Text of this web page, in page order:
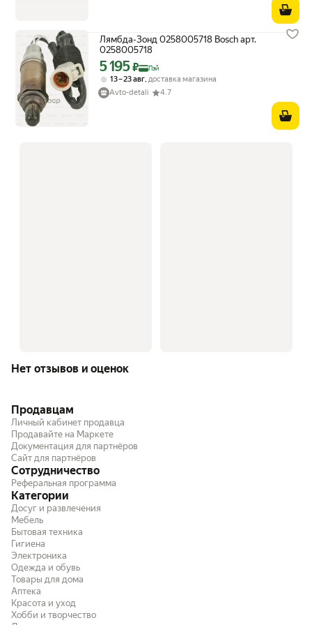
Лямбда-Зонд 0258005718 Bosch арт.
0258005718
Цена с картой Яндекс Пэй 5195 ₽ вместо
5 195₽ Пэй
13 – 23 авг, доставка магазина
Avto-detali
4.7
Нет отзывов и оценок
Продавцам
Личный кабинет продавца
Продавайте на Маркете
Документация для партнёров
Сайт для партнёров
Сотрудничество
Реферальная программа
Категории
Досуг и развлечения
Мебель
Бытовая техника
Гигиена
Электроника
Одежда и обувь
Товары для дома
Аптека
Красота и уход
Хобби и творчество